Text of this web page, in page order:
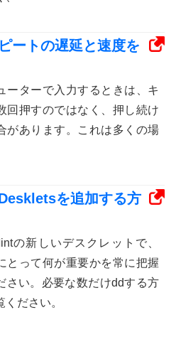
ートの遅延と速度を
ーターで入力するときは、キ
回押すのではなく、押し続け
があります。これは多くの場
を追加する方
の新しいデスクレットで、
とって何が重要かを常に把握
さい。必要な数だけddする方
ください。